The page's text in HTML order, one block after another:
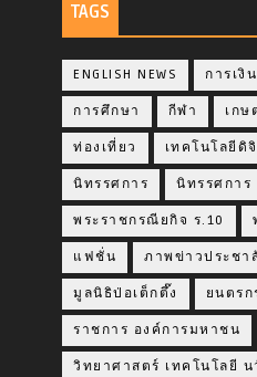
TAGS
ENGLISH NEWS การเงิ
การศึกษา กีฬา เกษ
ท่องเที่ยว เทคโนโลยีดิ
นิทรรศการ นิทรรศการ
พระราชกรณียกิจ ร.10
แฟชั่น ภาพข่าวประชา
มูลนิธิป่อเต็กตึ๊ง ยนตรก
ราชการ องค์การมหาชน
วิทยาศาสตร์ เทคโนโลยี น